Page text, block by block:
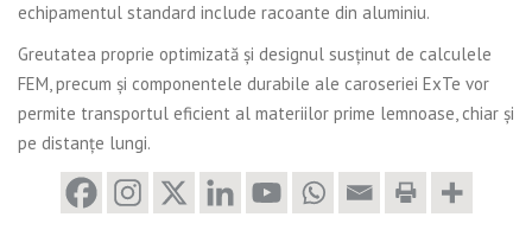
echipamentul standard include racoante din aluminiu.
Greutatea proprie optimizată și designul susținut de calculele
FEM, precum și componentele durabile ale caroseriei ExTe vor
permite transportul eficient al materiilor prime lemnoase, chiar și
pe distanțe lungi.